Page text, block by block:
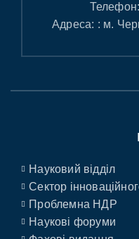
Телефон:
Адреса: : м.
Науковий відділ
Сектор
Проблемна НДР
Наукові форуми